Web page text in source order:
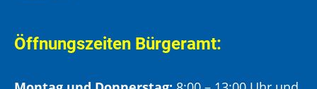
Öffnungszeiten Bürgeramt: